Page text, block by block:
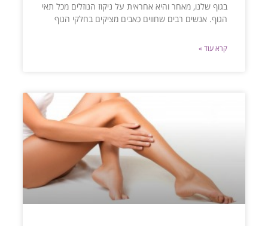
בגוף שלנו, מאחר והיא אחראית על ניקוז הנוזלים מכל תאי
הגוף. אנשים רבים שחווים כאבים מציקים בחלקי הגוף
קרא עוד »